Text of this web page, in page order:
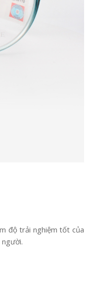
độ trải nghiệm tốt của